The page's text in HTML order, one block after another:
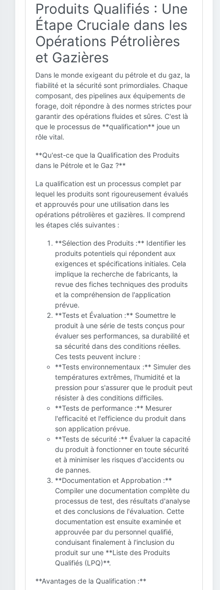
Produits Qualifiés : Une
Étape Cruciale dans les
Opérations Pétrolières
et Gazières
Dans le monde exigeant du pétrole et du gaz, la
fiabilité et la sécurité sont primordiales. Chaque
composant, des pipelines aux équipements de
forage, doit répondre à des normes strictes pour
garantir des opérations fluides et sûres. C'est là
que le processus de **qualification** joue un
rôle vital.
**Qu'est-ce que la Qualification des Produits
dans le Pétrole et le Gaz ?**
La qualification est un processus complet par
lequel les produits sont rigoureusement évalués
et approuvés pour une utilisation dans les
opérations pétrolières et gazières. Il comprend
les étapes clés suivantes :
**Sélection des Produits :** Identifier les
produits potentiels qui répondent aux
exigences et spécifications initiales. Cela
implique la recherche de fabricants, la
revue des fiches techniques des produits
et la compréhension de l'application
prévue.
**Tests et Évaluation :** Soumettre le
produit à une série de tests conçus pour
évaluer ses performances, sa durabilité et
sa sécurité dans des conditions réelles.
Ces tests peuvent inclure :
**Tests environnementaux :** Simuler des
températures extrêmes, l'humidité et la
pression pour s'assurer que le produit peut
résister à des conditions difficiles.
**Tests de performance :** Mesurer
l'efficacité et l'efficience du produit dans
son application prévue.
**Tests de sécurité :** Évaluer la capacité
du produit à fonctionner en toute sécurité
et à minimiser les risques d'accidents ou
de pannes.
**Documentation et Approbation :**
Compiler une documentation complète du
processus de test, des résultats d'analyse
et des conclusions de l'évaluation. Cette
documentation est ensuite examinée et
approuvée par du personnel qualifié,
conduisant finalement à l'inclusion du
produit sur une **Liste des Produits
Qualifiés (LPQ)**.
**Avantages de la Qualification :**